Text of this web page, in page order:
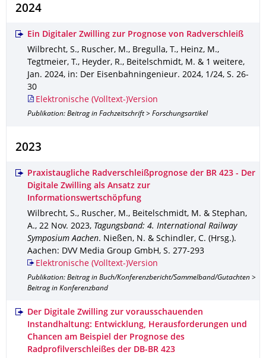
2024
Ein Digitaler Zwilling zur Prognose von Radverschleiß
Wilbrecht, S., Ruscher, M., Bregulla, T., Heinz, M.,
Tegtmeier, T., Heyder, R., Beitelschmidt, M. & 1 weitere,
Jan. 2024, in: Der Eisenbahningenieur. 2024, 1/24, S. 26-
30
Elektronische (Volltext-)Version
Publikation: Beitrag in Fachzeitschrift > Forschungsartikel
2023
Praxistaugliche Radverschleißprognose der BR 423 - Der
Digitale Zwilling als Ansatz zur
Informationswertschöpfung
Wilbrecht, S., Ruscher, M., Beitelschmidt, M. & Stephan,
A., 22 Nov. 2023, Tagungsband: 4. International Railway
Symposium Aachen. Nießen, N. & Schindler, C. (Hrsg.).
Aachen: DVV Media Group GmbH, S. 277-293
Elektronische (Volltext-)Version
Publikation: Beitrag in Buch/Konferenzbericht/Sammelband/Gutachten >
Beitrag in Konferenzband
Der Digitale Zwilling zur vorausschauenden
Instandhaltung: Entwicklung, Herausforderungen und
Chancen am Beispiel der Prognose des
Radprofilverschleißes der DB-BR 423